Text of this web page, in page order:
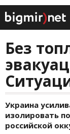
Без
Украина
изолировать
российской